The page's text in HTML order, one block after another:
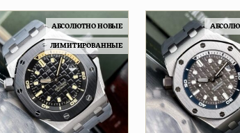
АБСОЛЮТНО НОВЫЕ
ЛИМИТИРОВАННЫЕ